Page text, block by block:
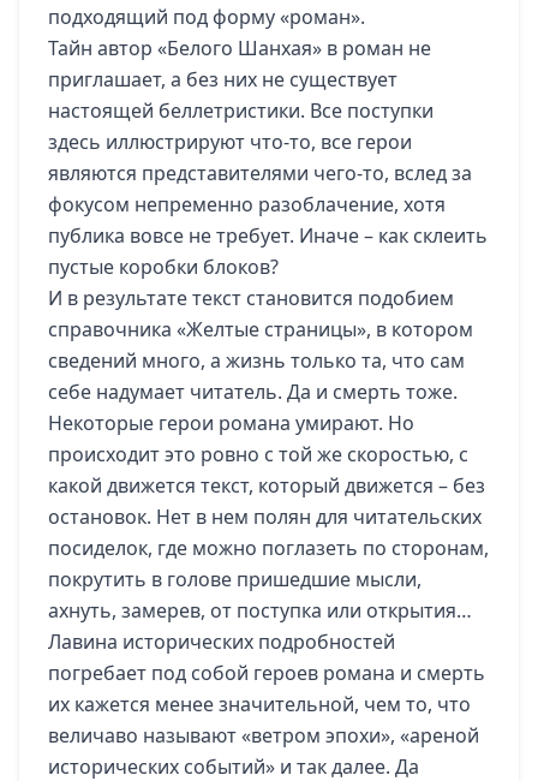
подходящий под форму «роман».
Тайн автор «Белого Шанхая» в роман не
приглашает, а без них не существует
настоящей беллетристики. Все поступки
здесь иллюстрируют что-то, все герои
являются представителями чего-то, вслед за
фокусом непременно разоблачение, хотя
публика вовсе не требует. Иначе – как склеить
пустые коробки блоков?
И в результате текст становится подобием
справочника «Желтые страницы», в котором
сведений много, а жизнь только та, что сам
себе надумает читатель. Да и смерть тоже.
Некоторые герои романа умирают. Но
происходит это ровно с той же скоростью, с
какой движется текст, который движется – без
остановок. Нет в нем полян для читательских
посиделок, где можно поглазеть по сторонам,
покрутить в голове пришедшие мысли,
ахнуть, замерев, от поступка или открытия…
Лавина исторических подробностей
погребает под собой героев романа и смерть
их кажется менее значительной, чем то, что
величаво называют «ветром эпохи», «ареной
исторических событий» и так далее. Да